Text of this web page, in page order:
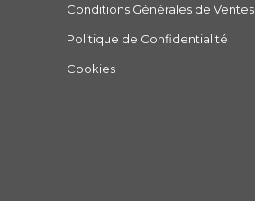
Conditions Générales de Ventes
Politique de Confidentialité
Cookies